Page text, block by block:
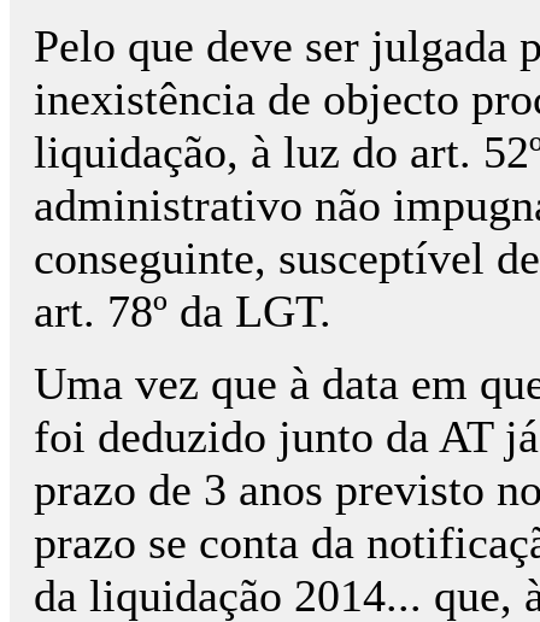
Pelo que deve ser julgada
inexistência de objecto
liquidação, à luz do art.
administrativo não
conseguinte, susceptível
art. 78º da LGT.
Uma vez que à data em
foi deduzido junto da AT
prazo de 3 anos previsto
prazo se conta da
da liquidação 2014... que,